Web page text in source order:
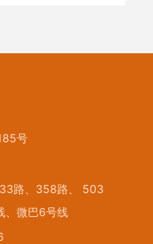
号
路、358路、 503
、微巴6号线